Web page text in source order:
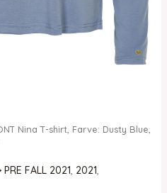
Nina T-shirt, Farve: Dusty Blue,
FALL 2021, 2021,